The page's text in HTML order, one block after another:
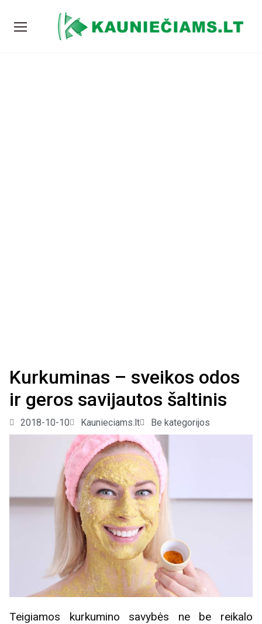
Kurkuminas – sveikos odos
ir geros savijautos šaltinis
2018-10-10 Kaunieciams.lt Be kategorijos
Teigiamos kurkumino savybės ne be reikalo